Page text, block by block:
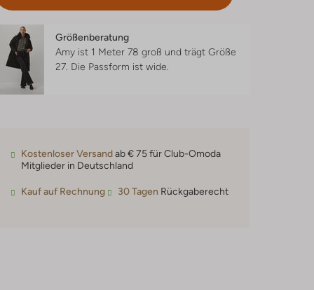
Größenberatung
Amy ist 1 Meter 78 groß und trägt Größe
27. Die Passform istwide
Kostenloser Versandab € 75 für Club-Omoda
Mitglieder in Deutschland
Kauf auf Rechnung 30 Tagen Rückgaberecht